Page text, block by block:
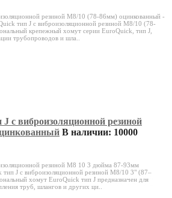
резиной M8/10 (78-86мм) оцинкованный -
тип J с виброизоляционной резиной M8/10 (78-
крепежный хомут серии EuroQuick, тип J,
трубопроводов и шла..
с виброизоляционной резиной
В наличии: 10000
резиной M8 10 3 дюйма 87-93мм
J с виброизоляционной резиной M8/10 3" (87–
хомут EuroQuick тип J предназначен для
труб, шлангов и других ци..